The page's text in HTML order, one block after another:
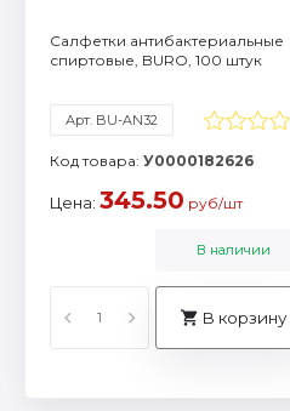
Салфетки антибактериальные
спиртовые, BURO, 100 штук
Арт. BU-AN32
Код товара: У0000182626
Цена: 345.50 руб/шт
В наличии
В корзину